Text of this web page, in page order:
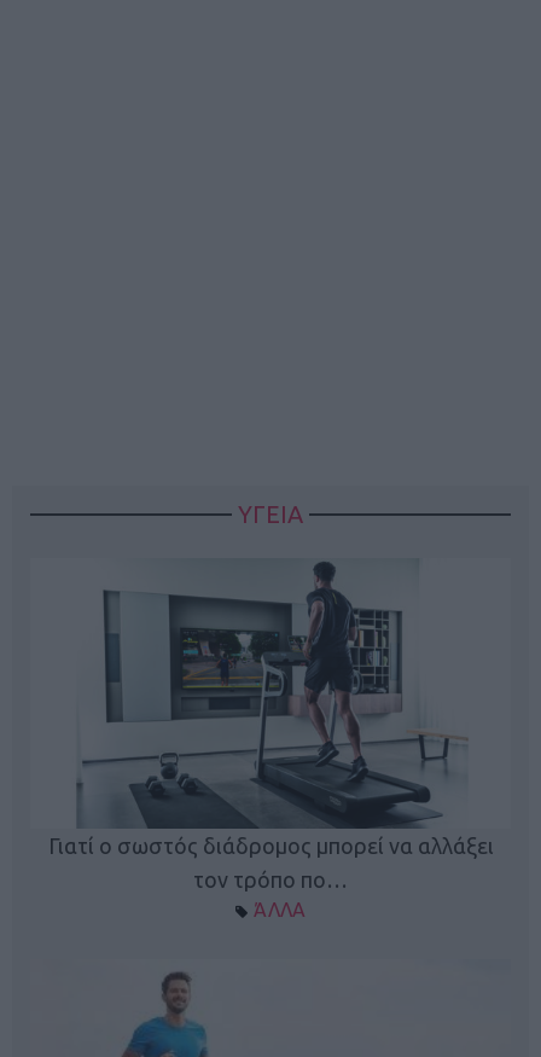
ΥΓΕΙΑ
Γιατί ο σωστός διάδρομος μπορεί να αλλάξει
τον τρόπο πο…
ΆΛΛΑ